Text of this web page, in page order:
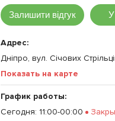
Залишити відгук У
Адрес:
Дніпро, вул. Січових
Показать на карте
График работы:
Сегодня: 11:00-00:00